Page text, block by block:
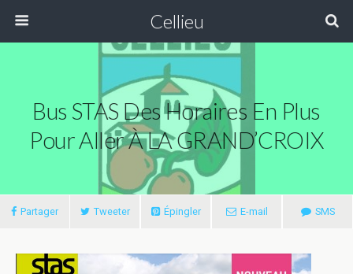
Cellieu
Bus STAS Des Horaires En Plus
Pour Aller À LA GRAND’CROIX
Partager Tweeter Épingler E-mail SMS